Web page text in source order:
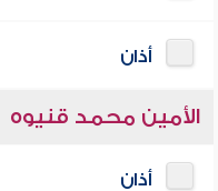
أذان
الأمين محمد قنيوه
أذان